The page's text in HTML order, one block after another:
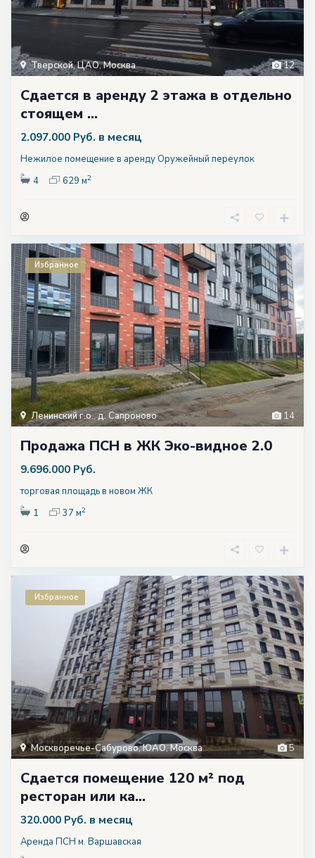
12
Тверской,ЦАО,Москва
Сдается в аренду 2 этажа в отдельно
стоящем ...
2.097.000 Руб. в месяц
Нежилое помещение в аренду Оружейный переулок
4
629 м2
14
Ленинский г.о.,д. Сапроново
Избранное
Продажа ПСН в ЖК Эко-видное 2.0
9.696.000 Руб.
торговая площадь в новом ЖК
1
37 м2
5
Москворечье-Сабурово,ЮАО,Москва
Избранное
Сдается помещение 120 м² под
ресторан или ка...
320.000 Руб. в месяц
Аренда ПСН м. Варшавская